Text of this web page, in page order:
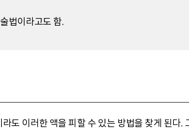
법이라고도 함.
도 이러한 액을 피할 수 있는 방법을 찾게 된다.